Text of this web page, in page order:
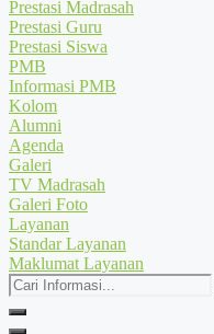
Prestasi Madrasah
Prestasi Guru
Prestasi Siswa
PMB
Informasi PMB
Kolom
Alumni
Agenda
Galeri
TV Madrasah
Galeri Foto
Layanan
Standar Layanan
Maklumat Layanan
Cari
Informasi...